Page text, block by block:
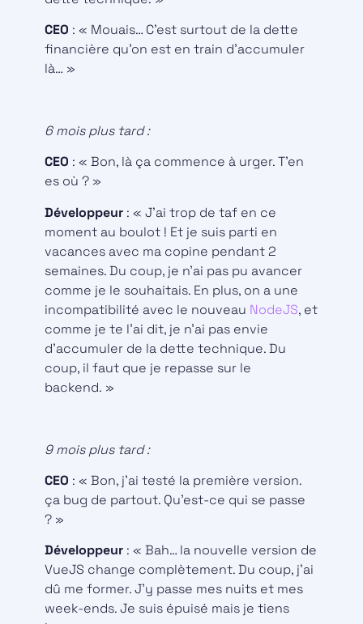
CEO : « Mouais… C’est surtout de la dette
financière qu’on est en train d’accumuler
là… »
6 mois plus tard :
CEO : « Bon, là ça commence à urger. T’en
es où ? »
Développeur: « J’ai trop de taf en ce
moment au boulot ! Et je suis parti en
vacances avec ma copine pendant 2
semaines. Du coup, je n’ai pas pu avancer
comme je le souhaitais. En plus, on a une
incompatibilité avec le nouveau NodeJS, et
comme je te l’ai dit, je n’ai pas envie
d’accumuler de la dette technique. Du
coup, il faut que je repasse sur le
backend. »
9 mois plus tard :
CEO : « Bon, j’ai testé la première version.
ça bug de partout. Qu’est-ce qui se passe
? »
Développeur: « Bah… la nouvelle version de
VueJS change complètement. Du coup, j’ai
dû me former. J’y passe mes nuits et mes
week-ends. Je suis épuisé mais je tiens